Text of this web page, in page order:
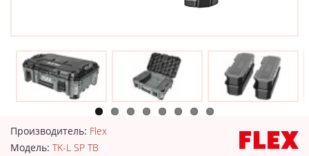
Производитель: Flex
Модель: TK-L SP TB